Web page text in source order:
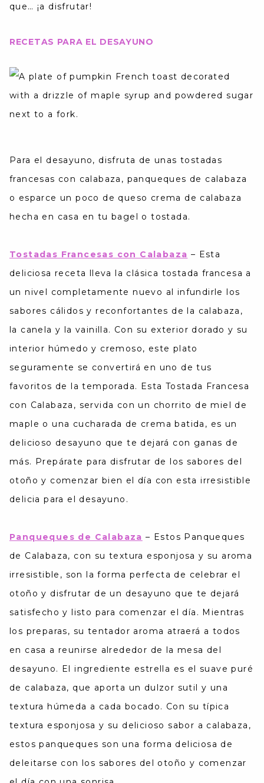
que… ¡a disfrutar!
RECETAS PARA EL DESAYUNO
Para el desayuno, disfruta de unas tostadas
francesas con calabaza, panqueques de calabaza
o esparce un poco de queso crema de calabaza
hecha en casa en tu bagel o tostada.
Tostadas Francesas con Calabaza – Esta
deliciosa receta lleva la clásica tostada francesa a
un nivel completamente nuevo al infundirle los
sabores cálidos y reconfortantes de la calabaza,
la canela y la vainilla. Con su exterior dorado y su
interior húmedo y cremoso, este plato
seguramente se convertirá en uno de tus
favoritos de la temporada. Esta Tostada Francesa
con Calabaza, servida con un chorrito de miel de
maple o una cucharada de crema batida, es un
delicioso desayuno que te dejará con ganas de
más. Prepárate para disfrutar de los sabores del
otoño y comenzar bien el día con esta irresistible
delicia para el desayuno.
Panqueques de Calabaza – Estos Panqueques
de Calabaza, con su textura esponjosa y su aroma
irresistible, son la forma perfecta de celebrar el
otoño y disfrutar de un desayuno que te dejará
satisfecho y listo para comenzar el día. Mientras
los preparas, su tentador aroma atraerá a todos
en casa a reunirse alrededor de la mesa del
desayuno. El ingrediente estrella es el suave puré
de calabaza, que aporta un dulzor sutil y una
textura húmeda a cada bocado. Con su típica
textura esponjosa y su delicioso sabor a calabaza,
estos panqueques son una forma deliciosa de
deleitarse con los sabores del otoño y comenzar